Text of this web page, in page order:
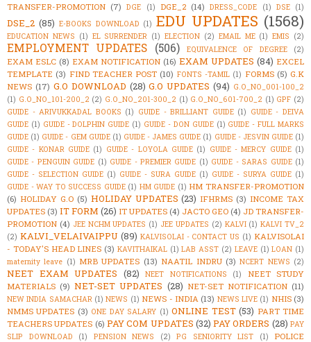
TRANSFER-PROMOTION (7) DGE (1) DGE_2 (14) DRESS_CODE (1) DSE (1)
DSE_2 (85) E-BOOKS DOWNLOAD (1) EDU UPDATES (1568)
EDUCATION NEWS (1) EL SURRENDER (1) ELECTION (2) EMAIL ME (1) EMIS (2)
EMPLOYMENT UPDATES (506) EQUIVALENCE OF DEGREE (2)
EXAM ESLC (8) EXAM NOTIFICATION (16) EXAM UPDATES (84) EXCEL
TEMPLATE (3) FIND TEACHER POST (10) FONTS -TAMIL (1) FORMS (5) G.K
NEWS (17) G.O DOWNLOAD (28) G.O UPDATES (94) G.O_NO_001-100_2
(1) G.O_NO_101-200_2 (2) G.O_NO_201-300_2 (1) G.O_NO_601-700_2 (1) GPF (2)
GUIDE - ARIVUKKADAL BOOKS (1) GUIDE - BRILLIANT GUIDE (1) GUIDE - DEIVA
GUIDE (1) GUIDE - DOLPHIN GUIDE (1) GUIDE - DON GUIDE (1) GUIDE - FULL MARKS
GUIDE (1) GUIDE - GEM GUIDE (1) GUIDE - JAMES GUIDE (1) GUIDE - JESVIN GUIDE (1)
GUIDE - KONAR GUIDE (1) GUIDE - LOYOLA GUIDE (1) GUIDE - MERCY GUIDE (1)
GUIDE - PENGUIN GUIDE (1) GUIDE - PREMIER GUIDE (1) GUIDE - SARAS GUIDE (1)
GUIDE - SELECTION GUIDE (1) GUIDE - SURA GUIDE (1) GUIDE - SURYA GUIDE (1)
GUIDE - WAY TO SUCCESS GUIDE (1) HM GUIDE (1) HM TRANSFER-PROMOTION
(6) HOLIDAY G.O (5) HOLIDAY UPDATES (23) IFHRMS (3) INCOME TAX
UPDATES (3) IT FORM (26) IT UPDATES (4) JACTO GEO (4) JD TRANSFER-
PROMOTION (4) JEE NCHM UPDATES (1) JEE UPDATES (2) KALVI (1) KALVI TV_2
(2) KALVI_VELAIVAIPPU (89) KALVISOLAI - CONTACT US (1) KALVISOLAI
- TODAY'S HEAD LINES (3) KAVITHAIKAL (1) LAB ASST (2) LEAVE (1) LOAN (1)
maternity leave (1) MRB UPDATES (13) NAATIL INDRU (3) NCERT NEWS (2)
NEET EXAM UPDATES (82) NEET NOTIFICATIONS (1)
NEET STUDY
MATERIALS (9) NET-SET UPDATES (28) NET-SET NOTIFICATION (11)
NEW INDIA SAMACHAR (1) NEWS (1) NEWS - INDIA (13) NEWS LIVE (1) NHIS (3)
NMMS UPDATES (3) ONE DAY SALARY (1) ONLINE TEST (53) PART TIME
TEACHERS UPDATES (6) PAY COM UPDATES (32) PAY ORDERS (28) PAY
SLIP DOWNLOAD
(1) PENSION NEWS (2) PG SENIORITY LIST (1)
POLICE